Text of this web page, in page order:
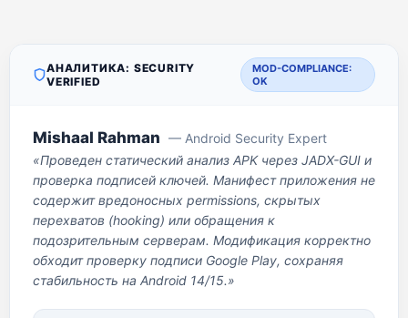
АНАЛИТИКА: SECURITY
VERIFIED
MOD-COMPLIANCE:
OK
Mishaal Rahman — Android Security Expert
«Проведен статический анализ APK через JADX-GUI и
проверка подписей ключей. Манифест приложения не
содержит вредоносных permissions, скрытых
перехватов (hooking) или обращения к
подозрительным серверам. Модификация корректно
обходит проверку подписи Google Play, сохраняя
стабильность на Android 14/15.»